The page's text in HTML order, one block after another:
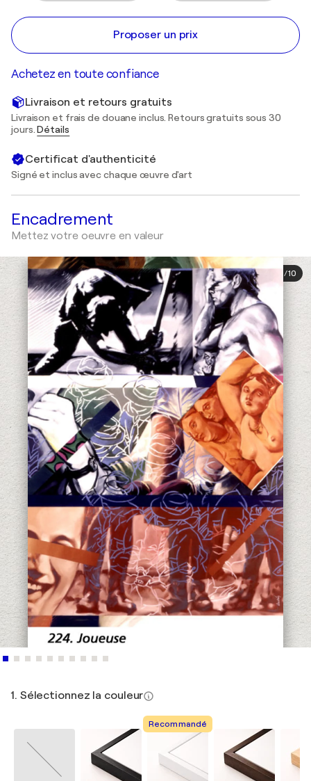
Proposer un prix
Achetez en toute confiance
Livraison et retours gratuits
Livraison et frais de douane inclus. Retours gratuits sous 30
jours.Détails
Certificat d'authenticité
Signé et inclus avec chaque œuvre d'art
Encadrement
Mettez votre oeuvre en valeur
1/10
1. Sélectionnez la couleur
Recommandé